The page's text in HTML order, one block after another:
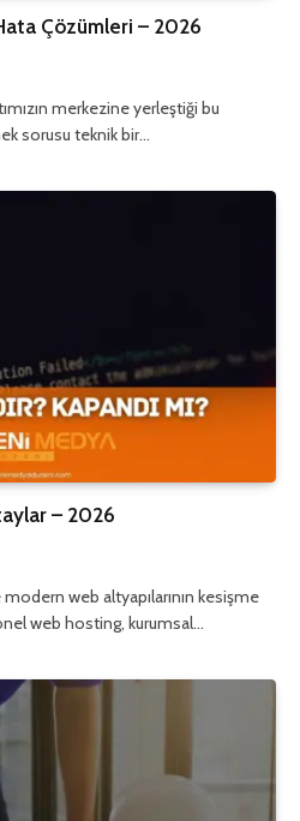
Çözümleri – 2026
merkezine yerleştiği bu
sorusu teknik bir…
– 2026
web altyapılarının kesişme
web hosting, kurumsal…